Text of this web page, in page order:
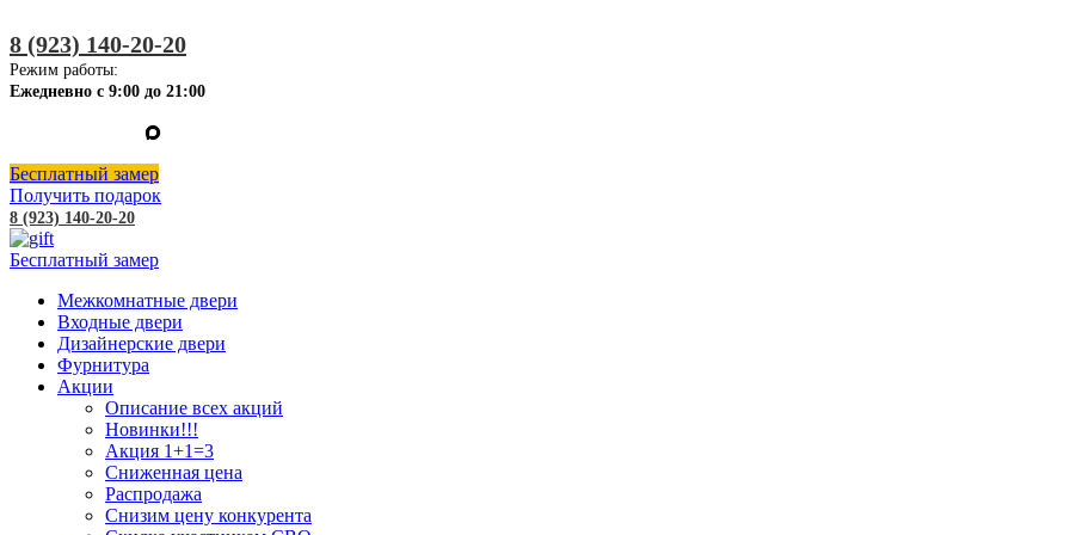
8 (923) 140-20-20
Режим работы:
Ежедневно с 9:00 до 21:00
Бесплатный замер
Получить подарок
8 (923) 140-20-20
Бесплатный замер
Межкомнатные двери
Входные двери
Дизайнерские двери
Фурнитура
Акции
Описание всех акций
Новинки!!!
Акция 1+1=3
Сниженная цена
Распродажа
Снизим цену конкурента